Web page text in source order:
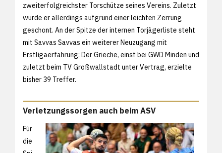
zweiterfolgreichster Torschütze seines Vereins. Zuletzt
wurde er allerdings aufgrund einer leichten Zerrung
geschont. An der Spitze der internen Torjägerliste steht
mit Savvas Savvas ein weiterer Neuzugang mit
Erstligaerfahrung: Der Grieche, einst bei GWD Minden und
zuletzt beim TV Großwallstadt unter Vertrag, erzielte
bisher 39 Treffer.
Verletzungssorgen auch beim ASV
Für
die